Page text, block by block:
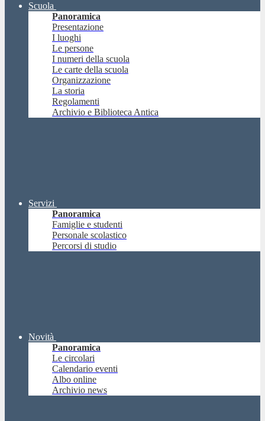
Scuola
Panoramica
Presentazione
I luoghi
Le persone
I numeri della scuola
Le carte della scuola
Organizzazione
La storia
Regolamenti
Archivio e Biblioteca Antica
Servizi
Panoramica
Famiglie e studenti
Personale scolastico
Percorsi di studio
Novità
Panoramica
Le circolari
Calendario eventi
Albo online
Archivio news